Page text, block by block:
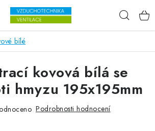
bílé
kovová bílá se
hmyzu 195x195mm
Podrobnosti hodnocení